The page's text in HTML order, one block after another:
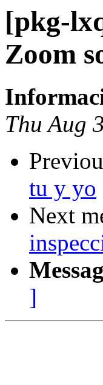
[pkg-
Zoom
Thu Aug
tu y yo
Next
]